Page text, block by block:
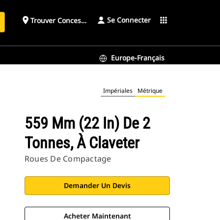
place Trouver ConcessionnaireSe Connecter apps
Europe-Français
Impériales Métrique
559 Mm (22 In) De 2
Tonnes, À Claveter
Roues De Compactage
Demander Un Devis
Acheter Maintenant